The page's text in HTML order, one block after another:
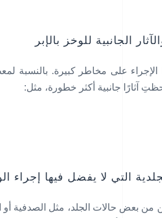
الجانبية للوخز بالإبر
الإجراء على مخاطر كبيرة. بالنسبة
آثارًا جانبية أكثر خطورة، مثل:
التي لا يفضل فيها إجراء
من بعض حالات الجلد، مثل الصدفية